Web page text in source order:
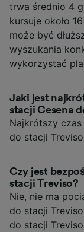
trwa średnio 4
kursuje około
może być
wyszukania
wykorzystać
Jaki jest
stacji Cesena
Najkrótszy
do stacji
Czy jest
stacji Treviso?
Nie, nie ma
do stacji
do stacji